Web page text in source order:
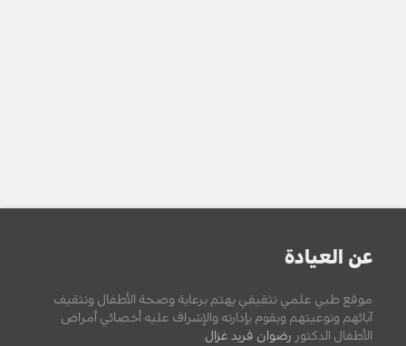
عن العيادة
موقع طبي علمي تثقيفي يهتم برعاية وصحة الأطفال وتثقيف
آبائهم وتوعيتهم ويقوم بإدارته والإشراف عليه أخصائي أمراض
الأطفال الدكتور رضوان فريد غزال